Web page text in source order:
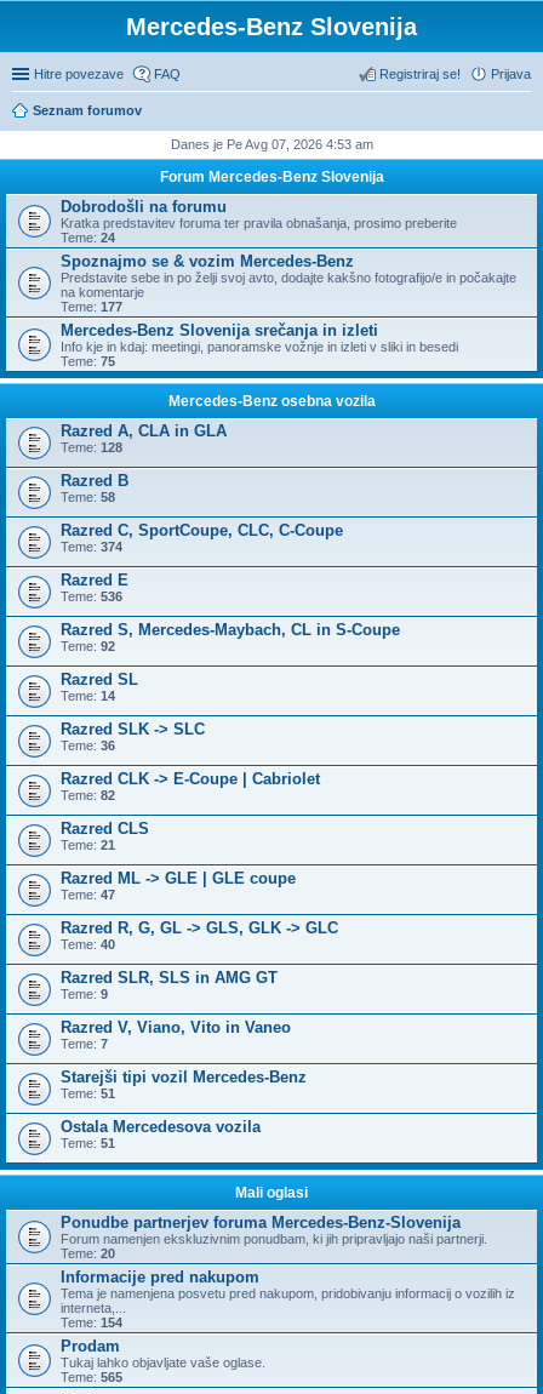
Mercedes-Benz Slovenija
Hitre povezave FAQ Prijava
Registriraj se!
Seznam forumov
Danes je Pe Avg 07, 2026 4:53 am
Forum Mercedes-Benz Slovenija
Dobrodošli na forumu
Kratka predstavitev foruma ter pravila obnašanja, prosimo preberite
Teme: 24
Spoznajmo se & vozim Mercedes-Benz
Predstavite sebe in po želji svoj avto, dodajte kakšno fotografijo/e in počakajte
na komentarje
Teme: 177
Mercedes-Benz Slovenija srečanja in izleti
Info kje in kdaj: meetingi, panoramske vožnje in izleti v sliki in besedi
Teme: 75
Mercedes-Benz osebna vozila
Razred A, CLA in GLA
Teme: 128
Razred B
Teme: 58
Razred C, SportCoupe, CLC, C-Coupe
Teme: 374
Razred E
Teme: 536
Razred S, Mercedes-Maybach, CL in S-Coupe
Teme: 92
Razred SL
Teme: 14
Razred SLK -> SLC
Teme: 36
Razred CLK -> E-Coupe | Cabriolet
Teme: 82
Razred CLS
Teme: 21
Razred ML -> GLE | GLE coupe
Teme: 47
Razred R, G, GL -> GLS, GLK -> GLC
Teme: 40
Razred SLR, SLS in AMG GT
Teme: 9
Razred V, Viano, Vito in Vaneo
Teme: 7
Starejši tipi vozil Mercedes-Benz
Teme: 51
Ostala Mercedesova vozila
Teme: 51
Mali oglasi
Ponudbe partnerjev foruma Mercedes-Benz-Slovenija
Forum namenjen ekskluzivnim ponudbam, ki jih pripravljajo naši partnerji.
Teme: 20
Informacije pred nakupom
Tema je namenjena posvetu pred nakupom, pridobivanju informacij o vozilih iz
interneta,...
Teme: 154
Prodam
Tukaj lahko objavljate vaše oglase.
Teme: 565